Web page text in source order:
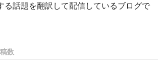
る話題を翻訳して配信しているブログで
数